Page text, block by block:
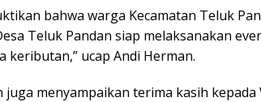
bahwa warga Kecamatan Teluk
Teluk Pandan siap melaksanakan
keributan,” ucap Andi Herman.
juga menyampaikan terima kasih kepada